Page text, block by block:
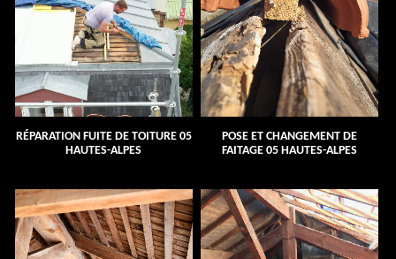
RÉPARATION FUITE DE TOITURE 05
HAUTES-ALPES
POSE ET CHANGEMENT DE
FAITAGE 05 HAUTES-ALPES